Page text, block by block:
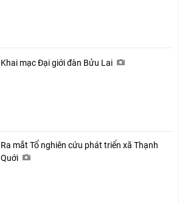
Khai mạc Đại giới đàn Bửu Lai
Ra mắt Tổ nghiên cứu phát triển xã Thạnh
Quới